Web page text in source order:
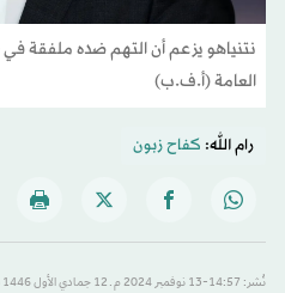
نتنياهو يزعم أن التهم ضده ملفقة في
العامة (أ.ف.ب)
رام الله: كفاح زبون
نُشر: 14:57-13 نوفمبر 2024 م ـ 12 جمادي الأول 1446 هـ